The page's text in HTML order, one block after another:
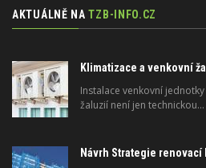
AKTUÁLNĚ NA TZB-INFO.CZ
Instalace venkovní
žaluzií není jen technickou…